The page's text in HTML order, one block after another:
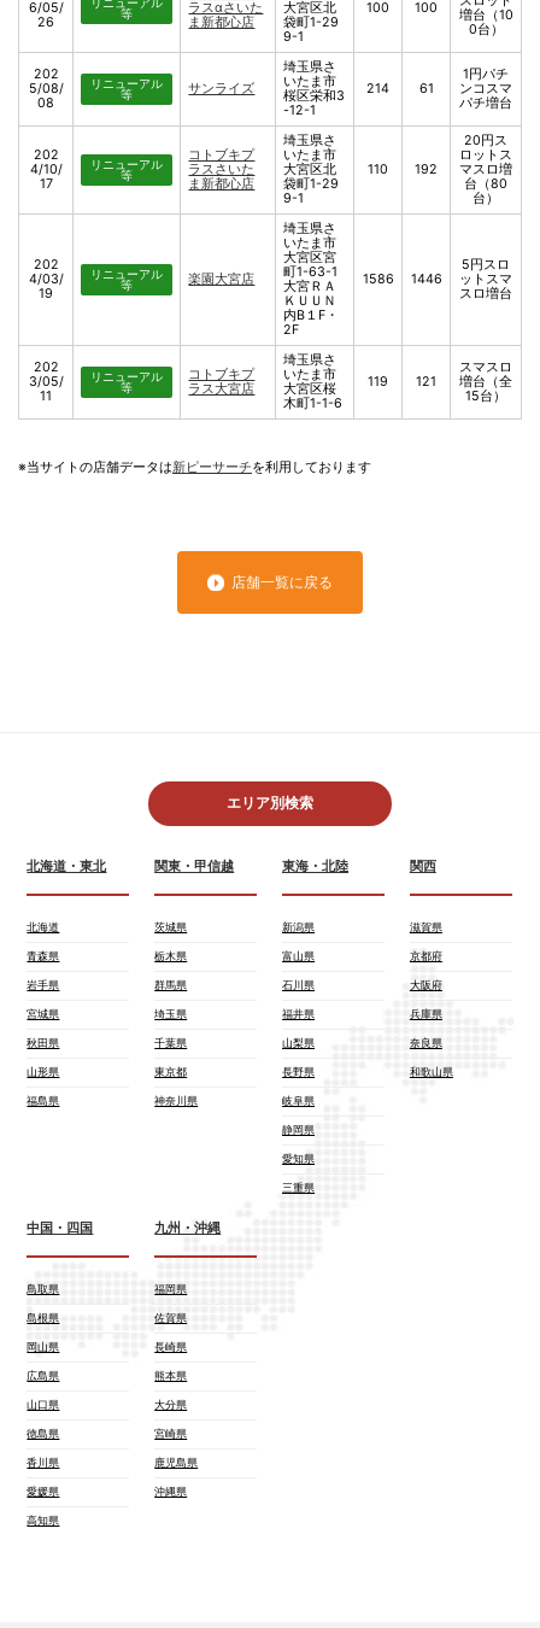
6/05/
26
リニューアル
等
ラスαさいた
ま新都心店
大宮区北
袋町1-29
9-1
100 100
増台（10
0台）
202
5/08/
08
リニューアル
等
サンライズ
埼玉県さ
いたま市
桜区栄和3
-12-1
214 61
1円パチ
ンコスマ
パチ増台
202
4/10/
17
リニューアル
等
コトブキプ
ラスさいた
ま新都心店
埼玉県さ
いたま市
大宮区北
袋町1-29
9-1
110 192
20円ス
ロットス
マスロ増
台（80
台）
202
4/03/
19
リニューアル
等
楽園大宮店
埼玉県さ
いたま市
大宮区宮
町1-63-1
大宮ＲＡ
ＫＵＵＮ
内B１F・
2F
1586 1446
5円スロ
ットスマ
スロ増台
202
3/05/
11
リニューアル
等
コトブキプ
ラス大宮店
埼玉県さ
いたま市
大宮区桜
木町1-1-6
119 121
スマスロ
増台（全
15台）
※当サイトの店舗データは新ピーサーチを利用しております
店舗一覧に戻る
エリア別検索
北海道・東北
北海道
青森県
岩手県
宮城県
秋田県
山形県
福島県
関東・甲信越
茨城県
栃木県
群馬県
埼玉県
千葉県
東京都
神奈川県
東海・北陸
新潟県
富山県
石川県
福井県
山梨県
長野県
岐阜県
静岡県
愛知県
三重県
関西
滋賀県
京都府
大阪府
兵庫県
奈良県
和歌山県
中国・四国
鳥取県
島根県
岡山県
広島県
山口県
徳島県
香川県
愛媛県
高知県
九州・沖縄
福岡県
佐賀県
長崎県
熊本県
大分県
宮崎県
鹿児島県
沖縄県